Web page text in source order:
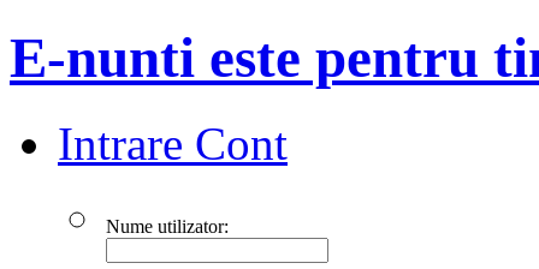
E-nunti este pentru
Intrare Cont
Nume utilizator: